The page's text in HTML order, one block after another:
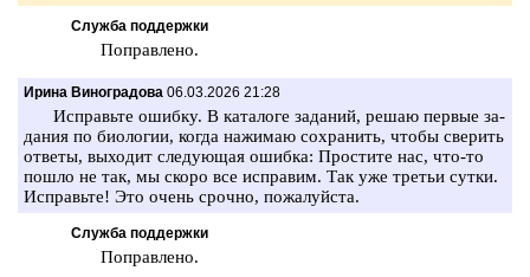
Служба поддержки
По­прав­ле­но.
Ирина Виноградова 06.03.2026 21:28
Ис­правь­те ошиб­ку. В ка­та­ло­ге за­да­ний, решаю пер­вые за­
да­ния по био­ло­гии, когда на­жи­маю со­хра­нить, чтобы све­рить
от­ве­ты, вы­хо­дит сле­ду­ю­щая ошиб­ка: Про­сти­те нас, что-то
пошло не так, мы скоро все ис­пра­вим. Так уже тре­тьи сутки.
Ис­правь­те! Это очень сроч­но, по­жа­луй­ста.
Служба поддержки
По­прав­ле­но.